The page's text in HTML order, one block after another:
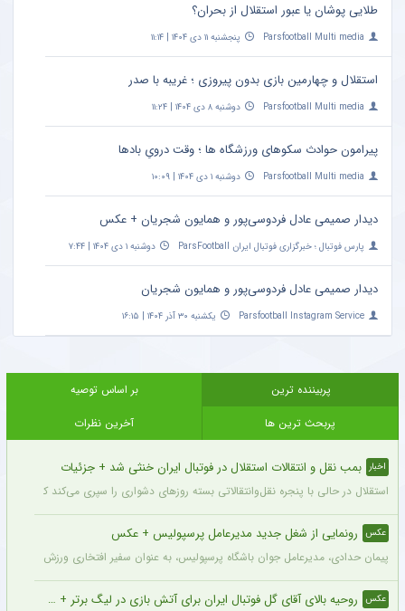
طلایی پوشان یا عبور استقلال از بحران؟
Parsfootball Multi media پنجشنبه ۱۱ دی ۱۴۰۴ | ۱۱:۱۴
استقلال و چهارمین بازی بدون پیروزی ؛ غریبه با صدر
Parsfootball Multi media دوشنبه ۸ دی ۱۴۰۴ | ۱۱:۲۴
پیرامون حوادث سکوهای ورزشگاه ها ؛ وقت درویِ بادها
Parsfootball Multi media دوشنبه ۱ دی ۱۴۰۴ | ۱۰:۰۹
دیدار صمیمی عادل فردوسی‌پور و همایون شجریان + عکس
پارس فوتبال ؛ خبرگزاری فوتبال ایران ParsFootball دوشنبه ۱ دی ۱۴۰۴ | ۷:۴۴
دیدار صمیمی عادل فردوسی‌پور و همایون شجریان
Parsfootball Instagram Service یکشنبه ۳۰ آذر ۱۴۰۴ | ۱۶:۱۵
پربیننده ترین
بر اساس توصیه
پربحث ترین ها
آخرین نظرات
اخبار بمب نقل و انتقالات استقلال در فوتبال ایران خنثی شد + جزئیات
استقلال در حالی با پنجره نقل‌وانتقالاتی بسته روزهای دشواری را سپری می‌کند که در
عکس رونمایی از شغل جدید مدیرعامل پرسپولیس + عکس
پیمان حدادی، مدیرعامل جوان باشگاه پرسپولیس، به عنوان سفیر افتخاری ورزش چوگان
عکس روحیه بالای آقای گل فوتبال ایران برای آتش بازی در لیگ برتر + عکس